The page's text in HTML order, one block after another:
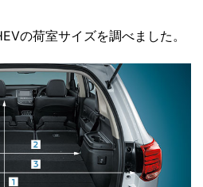
の荷室サイズを調べました。